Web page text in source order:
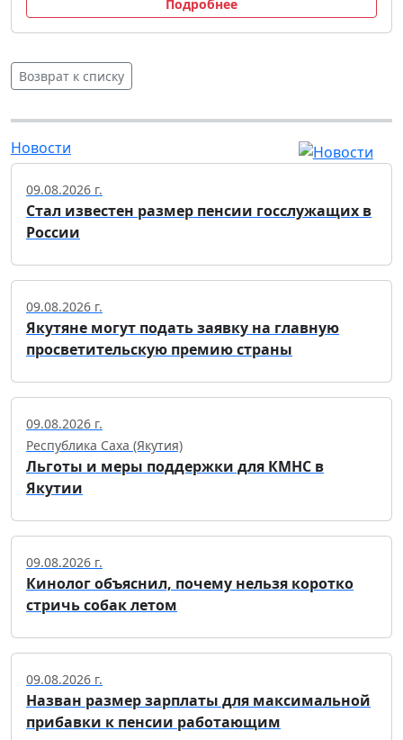
Подробнее
Возврат к списку
Новости
09.08.2026 г.
Стал известен размер пенсии госслужащих в
России
09.08.2026 г.
Якутяне могут подать заявку на главную
просветительскую премию страны
09.08.2026 г.
Республика Саха (Якутия)
Льготы и меры поддержки для КМНС в
Якутии
09.08.2026 г.
Кинолог объяснил, почему нельзя коротко
стричь собак летом
09.08.2026 г.
Назван размер зарплаты для максимальной
прибавки к пенсии работающим